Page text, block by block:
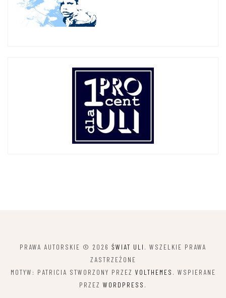
PRAWA AUTORSKIE © 2026 ŚWIAT ULI . WSZELKIE PRAWA
ZASTRZEŻONE
MOTYW: PATRICIA STWORZONY PRZEZ VOLTHEMES . WSPIERANE
PRZEZ WORDPRESS .